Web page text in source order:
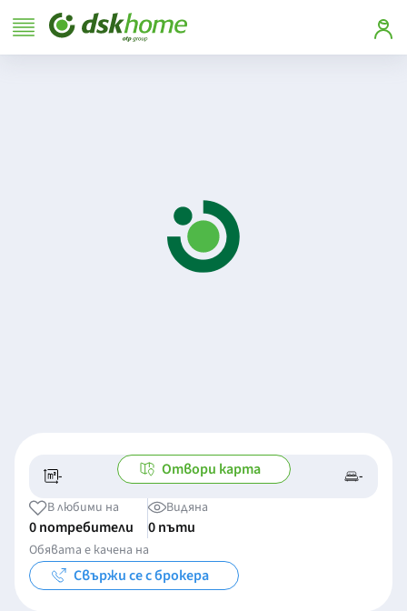
- -/- -
Отвори карта
В любими на
0 потребители
Видяна
0 пъти
Обявата е качена на
Свържи се с брокера